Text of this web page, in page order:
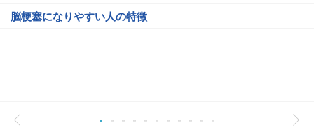
脳梗塞になりやすい人の特徴